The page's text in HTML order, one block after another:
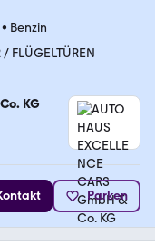
• Benzin
/ FLÜGELTÜREN
KG
Parken